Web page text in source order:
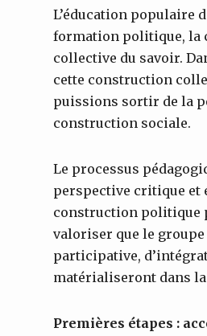
L’éducation populaire
formation politique, la
collective du savoir.
cette construction
puissions sortir de la
construction sociale.
Le processus
perspective critique et
construction politique
valoriser que le
participative,
matérialiseront dans
Premières étapes :